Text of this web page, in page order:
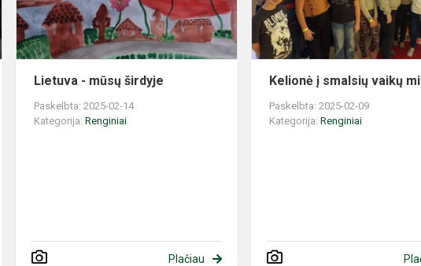
Lietuva - mūsų širdyje
Paskelbta: 2025-02-14
Kategorija:Renginiai
Plačiau
Kelionė į smalsių vaikų
Paskelbta: 2025-02-09
Kategorija:Renginiai